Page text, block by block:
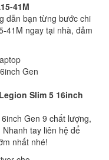
41M
dẫn bạn từng bước chi
41M ngay tại nhà, đảm
Slim 5 16inch
Gen 9 chất lượng,
tay liên hệ để
nhất nhé!